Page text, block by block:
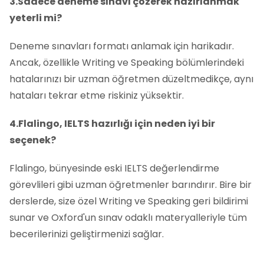
yeterli mi?
Deneme sınavları formatı anlamak için harikadır.
Ancak, özellikle Writing ve Speaking bölümlerindeki
hatalarınızı bir uzman öğretmen düzeltmedikçe, aynı
hataları tekrar etme riskiniz yüksektir.
4.Flalingo, IELTS hazırlığı için neden iyi bir
seçenek?
Flalingo, bünyesinde eski IELTS değerlendirme
görevlileri gibi uzman öğretmenler barındırır. Bire bir
derslerde, size özel Writing ve Speaking geri bildirimi
sunar ve Oxford'un sınav odaklı materyalleriyle tüm
becerilerinizi geliştirmenizi sağlar.